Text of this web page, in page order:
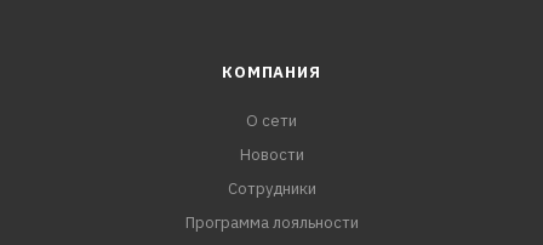
КОМПАНИЯ
О сети
Новости
Сотрудники
Программа лояльности